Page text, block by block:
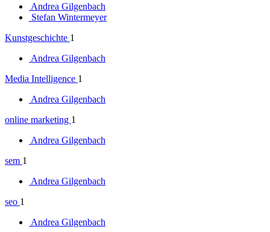
Andrea Gilgenbach
Stefan Wintermeyer
Kunstgeschichte 1
Andrea Gilgenbach
Media Intelligence 1
Andrea Gilgenbach
online marketing 1
Andrea Gilgenbach
sem 1
Andrea Gilgenbach
seo 1
Andrea Gilgenbach